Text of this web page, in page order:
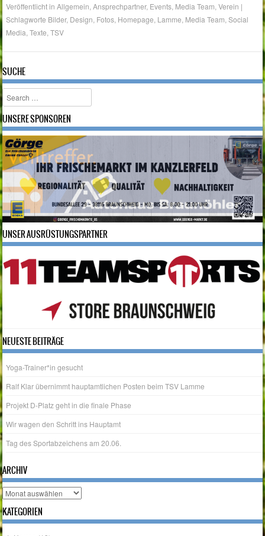
Veröffentlicht inAllgemein ,Ansprechpartner, Events Media Team ,Verein |
Schlagworte Bilder, Design Fotos Homepage Lamme Media Team ,Social
Media ,Texte ,TSV
SUCHE
Search
UNSERE SPONSOREN
UNSER AUSRÜSTUNGSPARTNER
NEUESTE BEITRÄGE
Yoga-Trainer*in gesucht
Ralf Klar übernimmt hauptamtlichen Posten beim TSV Lamme
Projekt D-Platz geht in die finale Phase
Wir wagen den Schritt ins Hauptamt
Tag des Sportabzeichens am 20.06.
ARCHIV
Archiv
KATEGORIEN